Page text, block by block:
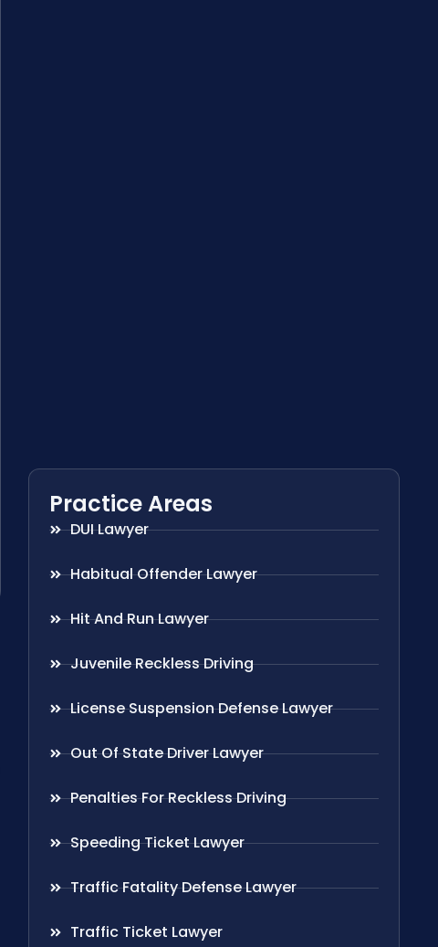
Practice Areas
DUI Lawyer
Habitual Offender Lawyer
Hit And Run Lawyer
Juvenile Reckless Driving
License Suspension Defense Lawyer
Out Of State Driver Lawyer
Penalties For Reckless Driving
Speeding Ticket Lawyer
Traffic Fatality Defense Lawyer
Traffic Ticket Lawyer